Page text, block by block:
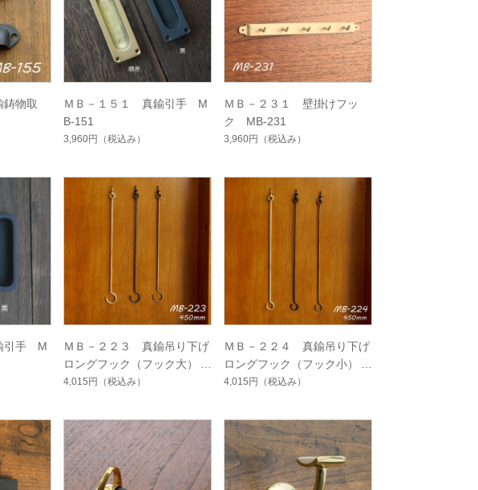
物取
ＭＢ－１５１ 真鍮引手 M
B-151
3,960円 （税込み）
ＭＢ－２３１ 壁掛けフッ
ク MB-231
3,960円 （税込み）
引手 M
ＭＢ－２２３ 真鍮吊り下げ
ロングフック（フック大）
MB-223
4,015円 （税込み）
ＭＢ－２２４ 真鍮吊り下げ
ロングフック（フック小）
MB-224
4,015円 （税込み）